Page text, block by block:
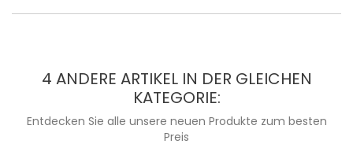
4 ANDERE ARTIKEL IN DER GLEICHEN
KATEGORIE:
Entdecken Sie alle unsere neuen Produkte zum besten
Preis